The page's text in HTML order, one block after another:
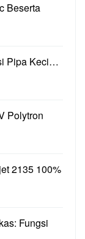
Beserta
Pipa Keci…
Polytron
2135 100%
Fungsi